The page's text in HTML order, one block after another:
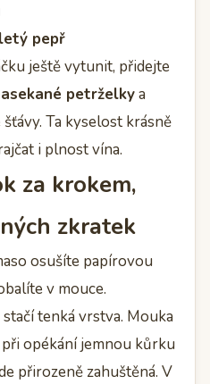
pepř
ještě vytunit, přidejte
petrželkya
Ta kyselost krásně
i plnost vína.
za krokem,
zkratek
osušíte papírovou
v mouce.
tenká vrstva. Mouka
opékání jemnou kůrku
přirozeně zahuštěná. V